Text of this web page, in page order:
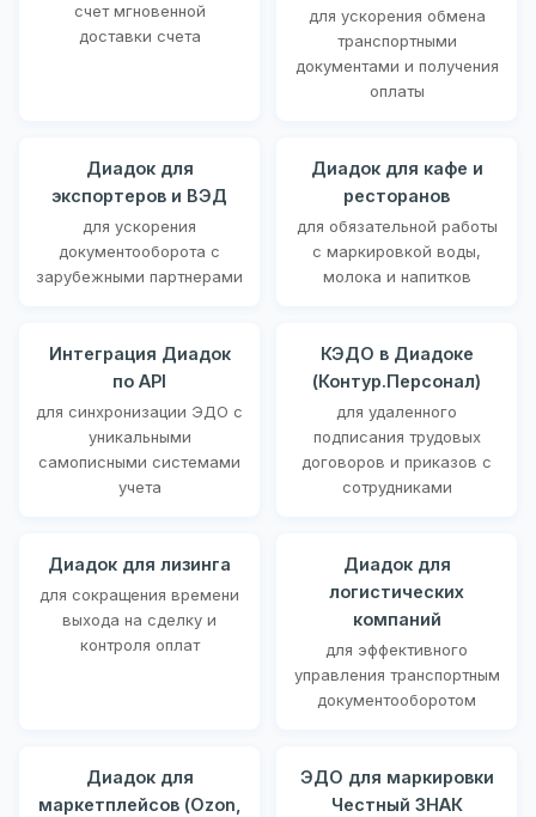
счет мгновенной
доставки счета
для ускорения обмена
транспортными
документами и получения
оплаты
Диадок для
экспортеров и ВЭД
для ускорения
документооборота с
зарубежными партнерами
Диадок для кафе и
ресторанов
для обязательной работы
с маркировкой воды,
молока и напитков
Интеграция Диадок
по API
для синхронизации ЭДО с
уникальными
самописными системами
учета
КЭДО в Диадоке
(Контур.Персонал)
для удаленного
подписания трудовых
договоров и приказов с
сотрудниками
Диадок для лизинга
для сокращения времени
выхода на сделку и
контроля оплат
Диадок для
логистических
компаний
для эффективного
управления транспортным
документооборотом
Диадок для
маркетплейсов (Ozon,
ЭДО для маркировки
Честный ЗНАК